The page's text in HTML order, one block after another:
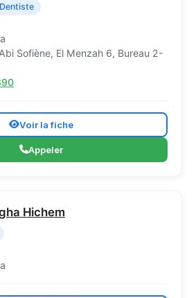
Sofiène, El Menzah 6, Bureau 2-
Voir la fiche
Appeler
Hichem